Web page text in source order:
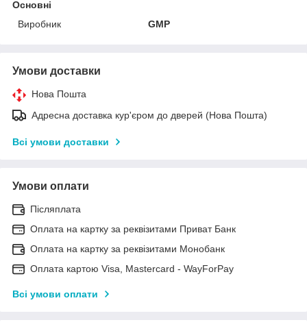
Основні
Виробник
GMP
Умови доставки
Нова Пошта
Адресна доставка кур'єром до дверей (Нова Пошта)
Всі умови доставки
Умови оплати
Післяплата
Оплата на картку за реквізитами Приват Банк
Оплата на картку за реквізитами Монобанк
Оплата картою Visa, Mastercard - WayForPay
Всі умови оплати